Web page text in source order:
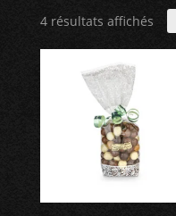
4 résultats affichés